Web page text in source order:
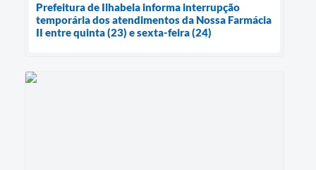
Prefeitura de Ilhabela informa interrupção
temporária dos atendimentos da Nossa Farmácia
II entre quinta (23) e sexta-feira (24)